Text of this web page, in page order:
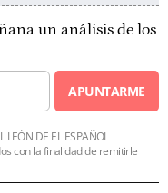
un análisis de los
APUNTARME
DE EL ESPAÑOL
con la finalidad de remitirle